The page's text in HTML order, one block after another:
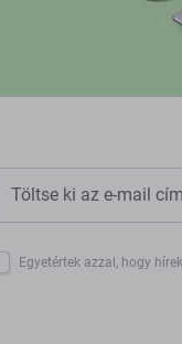
Egyetértek azzal, hogy